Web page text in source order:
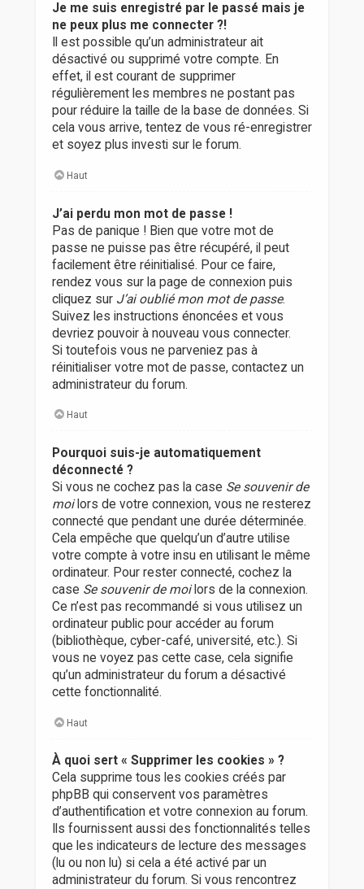
Je me suis enregistré par le passé mais je
ne peux plus me connecter ?!
Il est possible qu’un administrateur ait
désactivé ou supprimé votre compte. En
effet, il est courant de supprimer
régulièrement les membres ne postant pas
pour réduire la taille de la base de données. Si
cela vous arrive, tentez de vous ré-enregistrer
et soyez plus investi sur le forum.
Haut
J’ai perdu mon mot de passe !
Pas de panique ! Bien que votre mot de
passe ne puisse pas être récupéré, il peut
facilement être réinitialisé. Pour ce faire,
rendez vous sur la page de connexion puis
cliquez sur J’ai oublié mon mot de passe.
Suivez les instructions énoncées et vous
devriez pouvoir à nouveau vous connecter.
Si toutefois vous ne parveniez pas à
réinitialiser votre mot de passe, contactez un
administrateur du forum.
Haut
Pourquoi suis-je automatiquement
déconnecté ?
Si vous ne cochez pas la case Se souvenir de
moilors de votre connexion, vous ne resterez
connecté que pendant une durée déterminée.
Cela empêche que quelqu’un d’autre utilise
votre compte à votre insu en utilisant le même
ordinateur. Pour rester connecté, cochez la
case Se souvenir de moilors de la connexion.
Ce n’est pas recommandé si vous utilisez un
ordinateur public pour accéder au forum
(bibliothèque, cyber-café, université, etc.). Si
vous ne voyez pas cette case, cela signifie
qu’un administrateur du forum a désactivé
cette fonctionnalité.
Haut
À quoi sert « Supprimer les cookies » ?
Cela supprime tous les cookies créés par
phpBB qui conservent vos paramètres
d’authentification et votre connexion au forum.
Ils fournissent aussi des fonctionnalités telles
que les indicateurs de lecture des messages
(lu ou non lu) si cela a été activé par un
administrateur du forum. Si vous rencontrez